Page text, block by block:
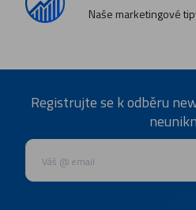
Naše marketingové
Registrujte se k odběru